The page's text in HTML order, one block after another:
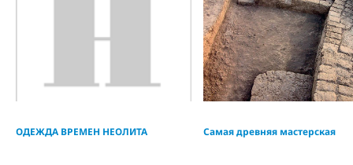
ОДЕЖДА ВРЕМЕН НЕОЛИТА Самая древняя мастерская